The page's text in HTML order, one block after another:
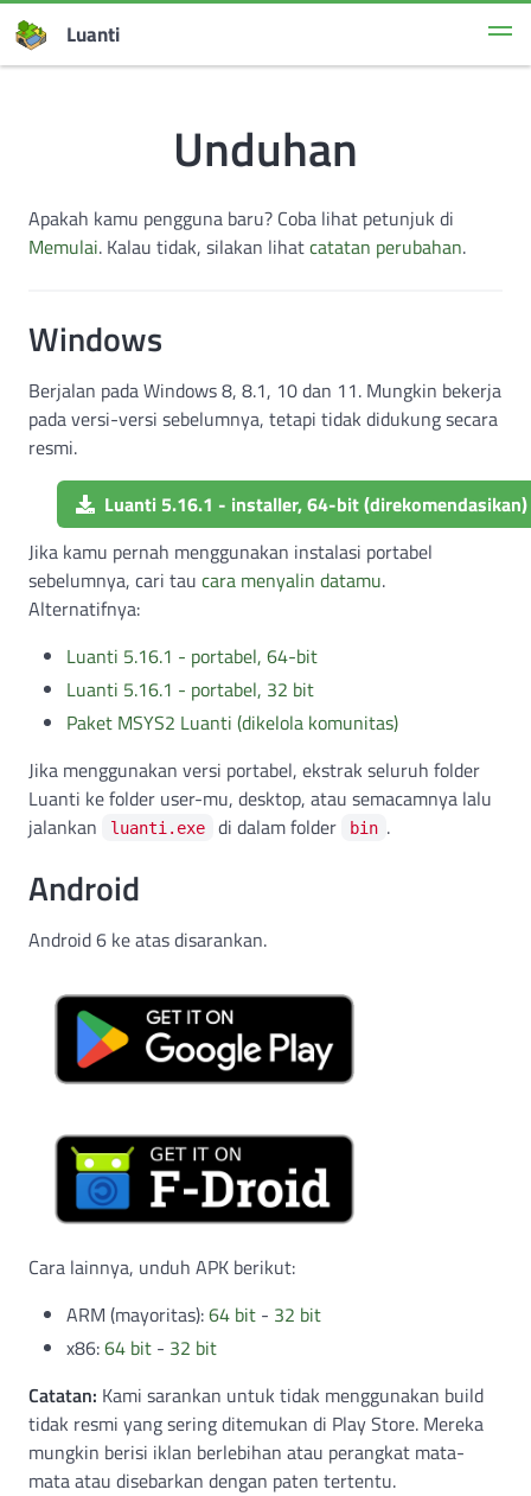
Luanti
Unduhan
Apakah kamu pengguna baru? Coba lihat petunjuk di
Memulai. Kalau tidak, silakan lihatcatatan perubahan.
Windows
Berjalan pada Windows 8, 8.1, 10 dan 11. Mungkin bekerja
pada versi-versi sebelumnya, tetapi tidak didukung secara
resmi.
Luanti 5.16.1 - installer, 64-bit (direkomendasikan)
Jika kamu pernah menggunakan instalasi portabel
sebelumnya, cari tau cara menyalin datamu.
Alternatifnya:
Luanti 5.16.1 - portabel, 64-bit
Luanti 5.16.1 - portabel, 32 bit
Paket MSYS2 Luanti (dikelola komunitas)
Jika menggunakan versi portabel, ekstrak seluruh folder
Luanti ke folder user-mu, desktop, atau semacamnya lalu
jalankan
luanti.exe di dalam folder bin .
Android
Android 6 ke atas disarankan.
Cara lainnya, unduh APK berikut:
ARM (mayoritas):64 bit - 32 bit
x86:64 bit - 32 bit
Catatan: Kami sarankan untuk tidak menggunakan build
tidak resmi yang sering ditemukan di Play Store. Mereka
mungkin berisi iklan berlebihan atau perangkat mata-
mata atau disebarkan dengan paten tertentu.